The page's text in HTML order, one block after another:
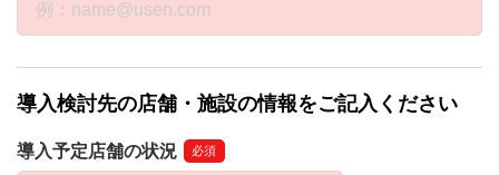
導入検討先の店舗・施設の情報をご記入ください
導入予定店舗の状況 必須